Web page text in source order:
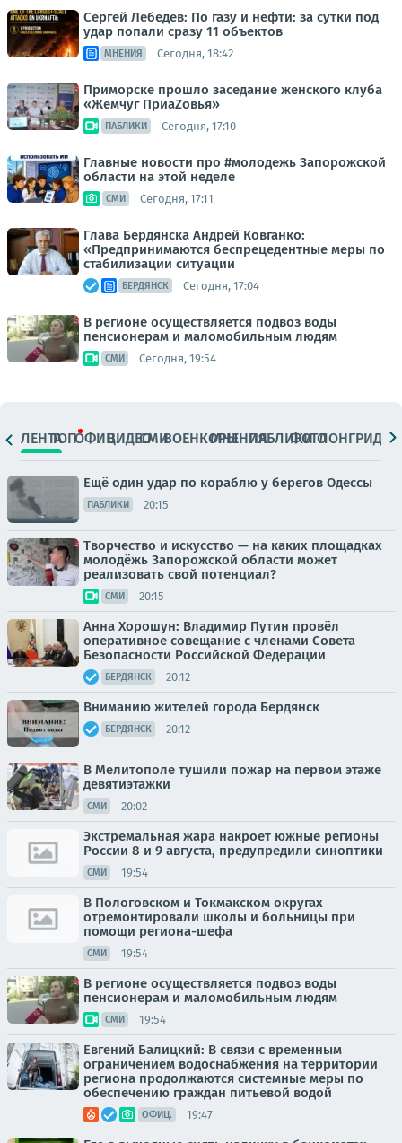
Сергей Лебедев: По газу и нефти: за сутки под
удар попали сразу 11 объектов
МНЕНИЯ Сегодня, 18:42
Приморске прошло заседание женского клуба
«Жемчуг ПриаZовья»
ПАБЛИКИ Сегодня, 17:10
Главные новости про #молодежь Запорожской
области на этой неделе
СМИ Сегодня, 17:11
Глава Бердянска Андрей Ковганко:
«Предпринимаются беспрецедентные меры по
стабилизации ситуации
БЕРДЯНСК Сегодня, 17:04
В регионе осуществляется подвоз воды
пенсионерам и маломобильным людям
СМИ Сегодня, 19:54
ЛЕНТАТОПОФИЦ.ВИДЕОСМИВОЕНКОРЫМНЕНИЯПАБЛИКИ
ФОТОЛОНГРИДЫ
Ещё один удар по кораблю у берегов Одессы
ПАБЛИКИ 20:15
Творчество и искусство — на каких площадках
молодёжь Запорожской области может
реализовать свой потенциал?
СМИ 20:15
Анна Хорошун: Владимир Путин провёл
оперативное совещание с членами Совета
Безопасности Российской Федерации
БЕРДЯНСК 20:12
Вниманию жителей города Бердянск
БЕРДЯНСК 20:12
В Мелитополе тушили пожар на первом этаже
девятиэтажки
СМИ 20:02
Экстремальная жара накроет южные регионы
России 8 и 9 августа, предупредили синоптики
СМИ 19:54
В Пологовском и Токмакском округах
отремонтировали школы и больницы при
помощи региона-шефа
СМИ 19:54
В регионе осуществляется подвоз воды
пенсионерам и маломобильным людям
СМИ 19:54
Евгений Балицкий: В связи с временным
ограничением водоснабжения на территории
региона продолжаются системные меры по
обеспечению граждан питьевой водой
ОФИЦ. 19:47